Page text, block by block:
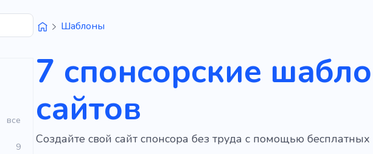
все
9
Шаблоны
7 спонсорские
сайтов
Создайте свой сайт спонсора без труда с помощью